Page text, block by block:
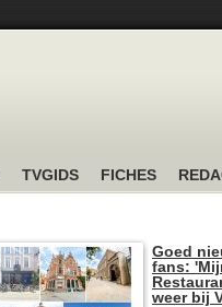
TVGIDS FICHES
Goed
fans:
weer bij